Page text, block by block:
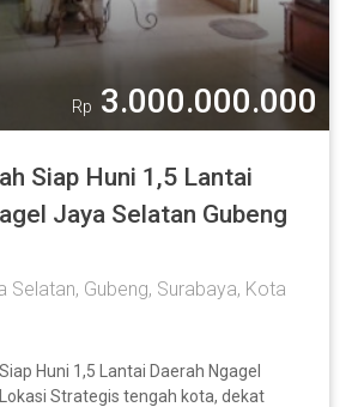
Rp 3.000.000.000
Siap Huni 1,5 Lantai
Jaya Selatan Gubeng
Selatan, Gubeng, Surabaya, Kota
Huni 1,5 Lantai Daerah Ngagel
Strategis tengah kota, dekat